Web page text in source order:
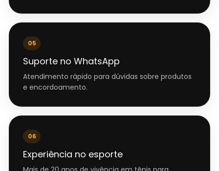
05
Suporte no WhatsApp
Atendimento rápido para dúvidas sobre produtos
e encordoamento.
06
Experiência no esporte